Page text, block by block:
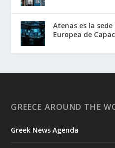
Atenas es la
Europea de
GREECE AROUND THE
Greek News Agenda